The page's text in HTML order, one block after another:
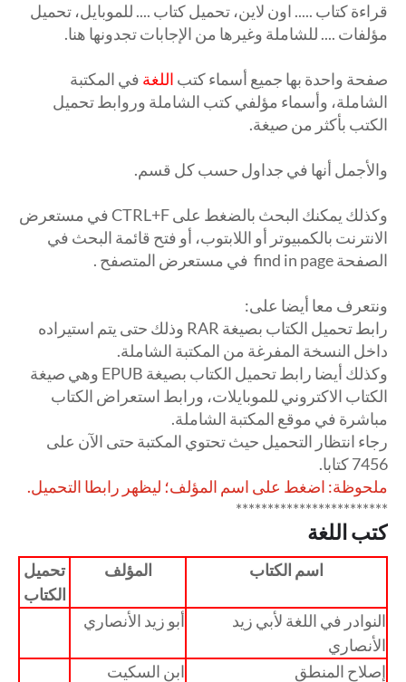
قراءة كتاب ..... اون لاين، تحميل كتاب .... للموبايل، تحميل
مؤلفات .... للشاملة وغيرها من الإجابات تجدونها هنا.
صفحة واحدة بها جميع أسماء كتب اللغة في المكتبة
الشاملة، وأسماء مؤلفي كتب الشاملة وروابط تحميل
الكتب بأكثر من صيغة.
والأجمل أنها في جداول حسب كل قسم.
وكذلك يمكنك البحث بالضغط على CTRL+F في مستعرض
الانترنت بالكمبيوتر أو اللابتوب، أو فتح قائمة البحث في
الصفحة find in page في مستعرض المتصفح .
ونتعرف معا أيضا على:
رابط تحميل الكتاب بصيغة RAR وذلك حتى يتم استيراده
داخل النسخة المفرغة من المكتبة الشاملة.
وكذلك أيضا رابط تحميل الكتاب بصيغة EPUB وهي صيغة
الكتاب الاكتروني للموبايلات، ورابط استعراض الكتاب
مباشرة في موقع المكتبة الشاملة.
رجاء انتظار التحميل حيث تحتوي المكتبة حتى الآن على
7456 كتابا.
ملحوظة: اضغط على اسم المؤلف؛ ليظهر رابطا التحميل.
************************
كتب اللغة
اسم الكتاب المؤلف
تحميل
الكتاب
النوادر في اللغة لأبي زيد
الأنصاري
أبو زيد الأنصاري
إصلاح المنطق
ابن السكيت